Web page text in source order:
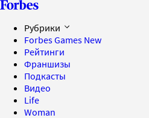
Рубрики
Forbes Games New
Рейтинги
Франшизы
Подкасты
Видео
Life
Woman